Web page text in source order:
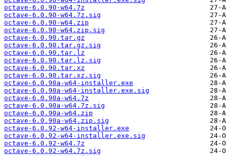
octave-6.0.90-w64.7z
octave-6.0.90-w64.7z.sig
octave-6.0.90-w64.zip
octave-6.0.90-w64.zip.sig
octave-6.0.90.tar.gz
octave-6.0.90.tar.gz.sig
octave-6.0.90.tar.lz
octave-6.0.90.tar.lz.sig
octave-6.0.90.tar.xz
octave-6.0.90.tar.xz.sig
octave-6.0.90a-w64-installer.exe
octave-6.0.90a-w64-installer.exe.sig
octave-6.0.90a-w64.7z
octave-6.0.90a-w64.7z.sig
octave-6.0.90a-w64.zip
octave-6.0.90a-w64.zip.sig
octave-6.0.92-w64-installer.exe
octave-6.0.92-w64-installer.exe.sig
octave-6.0.92-w64.7z
octave-6.0.92-w64.7z.sig